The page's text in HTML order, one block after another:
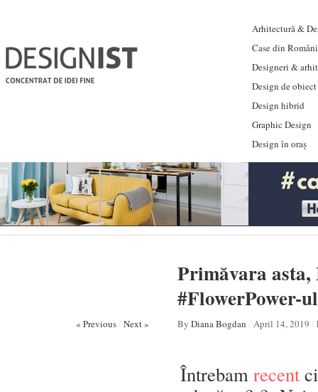
Arhitectură &
Case din
Designeri &
Design de obiect
Design hibrid
Graphic Design
Design în oraș
Primăvara asta,
#FlowerPower-
« Previous/ Next » By Diana Bogdan / April 14, 2019 /
Întrebam recent